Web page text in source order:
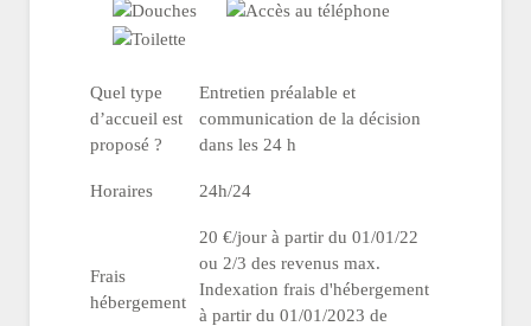
Quel type
d’accueil est
proposé ?
Entretien préalable et
communication de la décision
dans les 24 h
Horaires 24h/24
Frais
hébergement
20 €/jour à partir du 01/01/22
ou 2/3 des revenus max.
Indexation frais d'hébergement
à partir du 01/01/2023 de